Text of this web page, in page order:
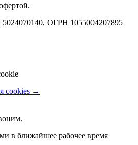
ОГРН 1055004207895
cookies →
в ближайшее рабочее время